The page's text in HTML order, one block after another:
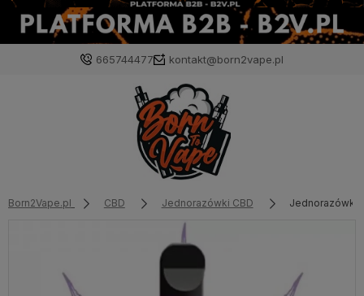
665744477 kontakt@born2vape.pl
Born2Vape.pl CBD Jednorazówki CBD Jednorazówka